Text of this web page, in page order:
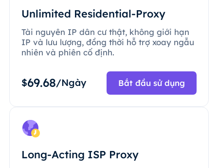
Unlimited Residential-Proxy
Tài nguyên IP dân cư thật, không giới hạn
IP và lưu lượng, đồng thời hỗ trợ xoay ngẫu
nhiên và phiên cố định.
$69.68/Ngày Bắt đầu sử dụng
Long-Acting ISP Proxy